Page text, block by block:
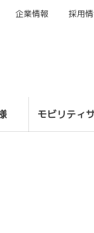
モビリティ
企業情報 採用